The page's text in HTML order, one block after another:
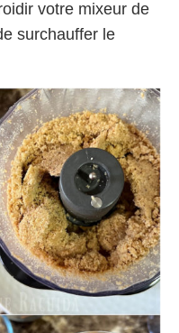
votre mixeur de
surchauffer le